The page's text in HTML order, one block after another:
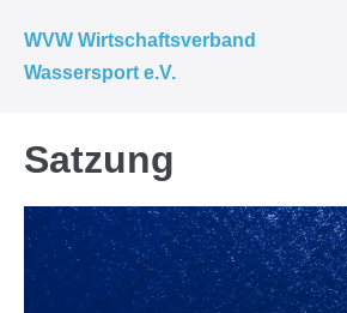
WVW Wirtschaftsverband
Wassersport e.V.
Satzung